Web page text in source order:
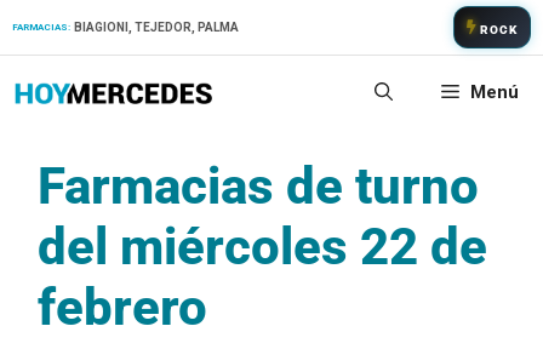
FARMACIAS: BIAGIONI, TEJEDOR, PALMA ROCK
Menú
Farmacias de turno
del miércoles 22 de
febrero